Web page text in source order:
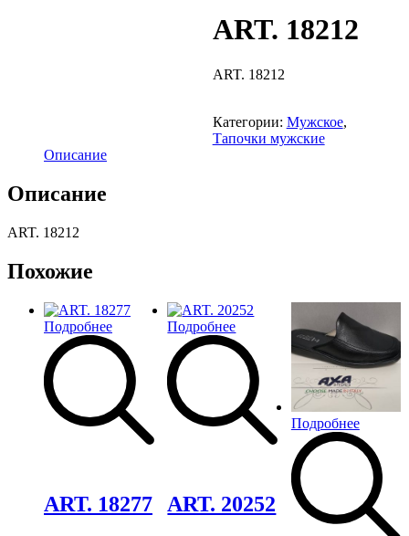
ART. 18212
ART. 18212
в
избранное
Категории: Мужское,
Тапочки мужские
Описание
Описание
ART. 18212
Похожие
Подробнее
избранное
ART. 18277
Подробнее
избранное
ART. 20252
Подробнее